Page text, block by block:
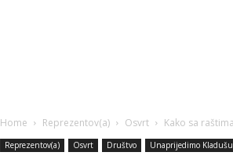
Home Reprezentov(a) Osvrt Kako sa
Reprezentov(a) Osvrt Društvo Unaprijedimo